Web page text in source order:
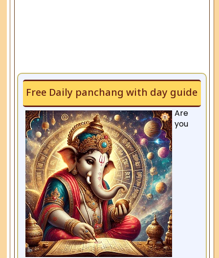
Free Daily panchang with day guide
Are
you